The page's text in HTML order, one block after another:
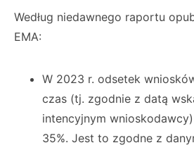
Według niedawnego raportu
EMA:
W 2023 r. odsetek
czas (tj. zgodnie z datą
intencyjnym
35%. Jest to zgodne z